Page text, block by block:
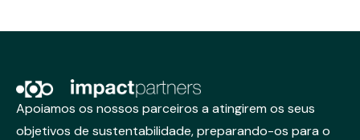
Apoiamos os nossos parceiros a atingirem os seus
objetivos de sustentabilidade, preparando-os para o